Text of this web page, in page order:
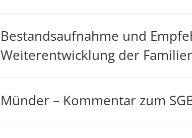
Bestandsaufnahme und
Weiterentwicklung der
Münder – Kommentar zum